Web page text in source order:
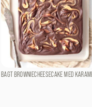
BAGT BROWNIECHEESECAKE MED